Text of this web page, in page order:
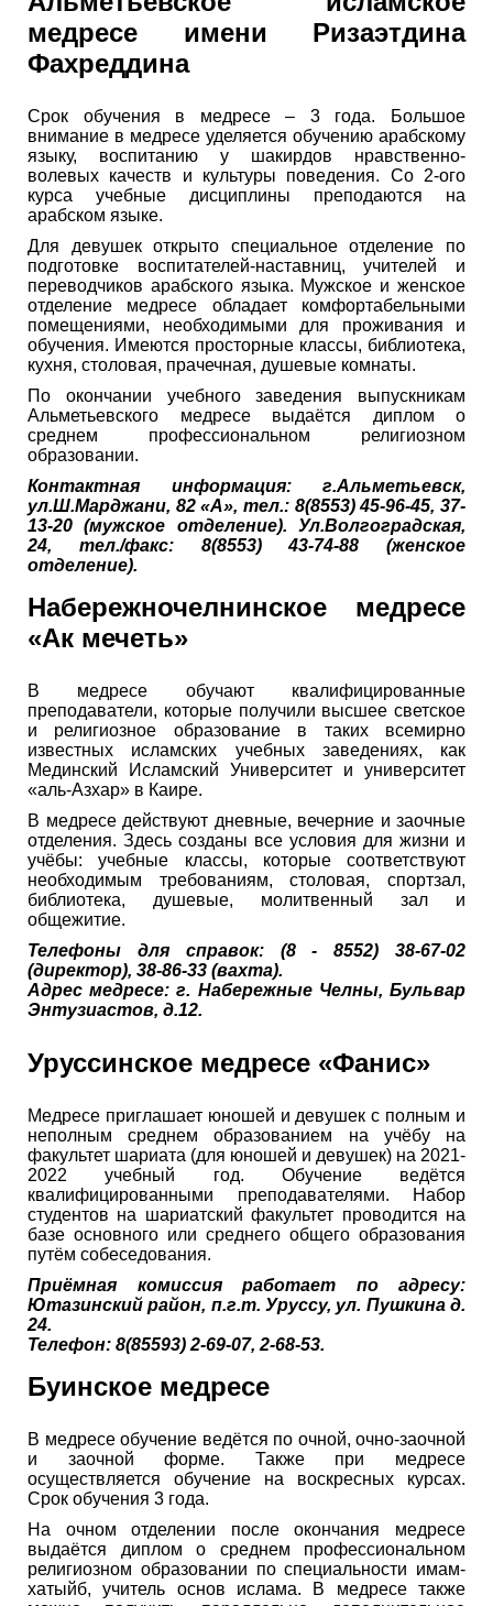
медресе имени Ризаэтдина
Фахреддина
Срок обучения в медресе – 3 года. Большое
внимание в медресе уделяется обучению арабскому
языку, воспитанию у шакирдов нравственно-
волевых качеств и культуры поведения. Со 2-ого
курса учебные дисциплины преподаются на
арабском языке.
Для девушек открыто специальное отделение по
подготовке воспитателей-наставниц, учителей и
переводчиков арабского языка. Мужское и женское
отделение медресе обладает комфортабельными
помещениями, необходимыми для проживания и
обучения. Имеются просторные классы, библиотека,
кухня, столовая, прачечная, душевые комнаты.
По окончании учебного заведения выпускникам
Альметьевского медресе выдаётся диплом о
среднем профессиональном религиозном
образовании.
Контактная информация: г.Альметьевск,
ул.Ш.Марджани, 82 «А», тел.: 8(8553) 45-96-45, 37-
13-20 (мужское отделение). Ул.Волгоградская,
24, тел./факс: 8(8553) 43-74-88 (женское
отделение).
Набережночелнинское медресе
«Ак мечеть»
В медресе обучают квалифицированные
преподаватели, которые получили высшее светское
и религиозное образование в таких всемирно
известных исламских учебных заведениях, как
Мединский Исламский Университет и университет
«аль-Азхар» в Каире.
В медресе действуют дневные, вечерние и заочные
отделения. Здесь созданы все условия для жизни и
учёбы: учебные классы, которые соответствуют
необходимым требованиям, столовая, спортзал,
библиотека, душевые, молитвенный зал и
общежитие.
Телефоны для справок: (8 - 8552) 38-67-02
(директор), 38-86-33 (вахта).
Адрес медресе: г. Набережные Челны, Бульвар
Энтузиастов, д.12.
Уруссинское медресе «Фанис»
Медресе приглашает юношей и девушек с полным и
неполным среднем образованием на учёбу на
факультет шариата (для юношей и девушек) на 2021-
2022 учебный год. Обучение ведётся
квалифицированными преподавателями. Набор
студентов на шариатский факультет проводится на
базе основного или среднего общего образования
путём собеседования.
Приёмная комиссия работает по адресу:
Ютазинский район, п.г.т. Уруссу, ул. Пушкина д.
24.
Телефон: 8(85593) 2-69-07, 2-68-53.
Буинское медресе
В медресе обучение ведётся по очной, очно-заочной
и заочной форме. Также при медресе
осуществляется обучение на воскресных курсах.
Срок обучения 3 года.
На очном отделении после окончания медресе
выдаётся диплом о среднем профессиональном
религиозном образовании по специальности имам-
хатыйб, учитель основ ислама. В медресе также